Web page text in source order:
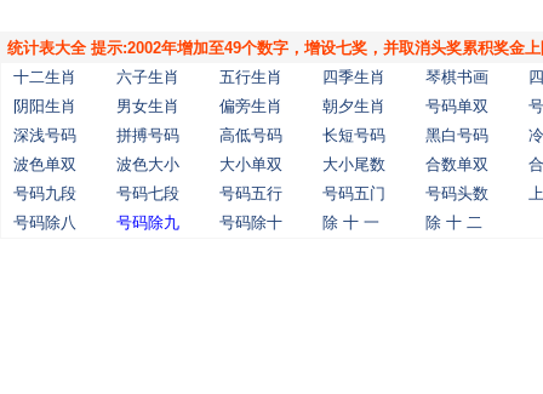
统计表大全 提示:2002年增加至49个数字，增设七奖，并取消头奖累积奖金
十二生肖
六子生肖 五行生肖 四季生肖 琴棋书画
阴阳生肖
男女生肖 偏旁生肖 朝夕生肖 号码单双
深浅号码
拼搏号码 高低号码 长短号码 黑白号码
波色单双
波色大小 大小单双 大小尾数 合数单双
号码九段
号码七段 号码五行 号码五门 号码头数
号码除八
号码除九 号码除十 除 十 一 除 十 二